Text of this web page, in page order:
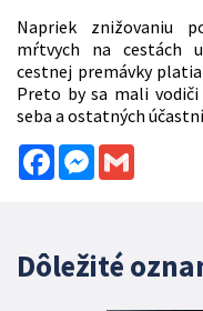
Napriek znižovaniu
mŕtvych na cestách
cestnej premávky
Preto by sa mali
seba a ostatných
FacebookMessenger
Dôležité